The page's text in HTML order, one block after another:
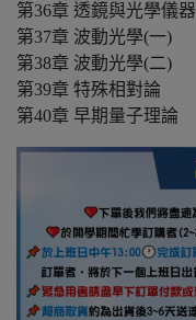
第36章 透鏡與光學儀器
第37章 波動光學(一)
第38章 波動光學(二)
第39章 特殊相對論
第40章 早期量子理論